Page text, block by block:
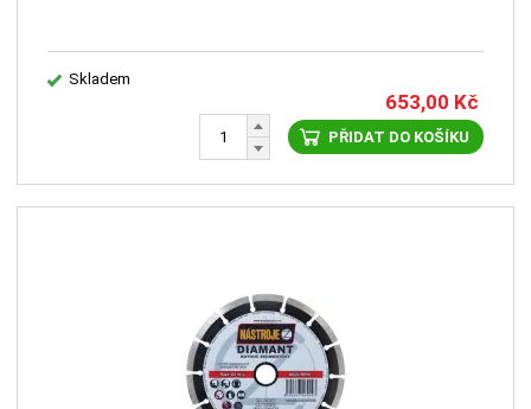
Skladem
653,00 Kč
PŘIDAT DO KOŠÍKU